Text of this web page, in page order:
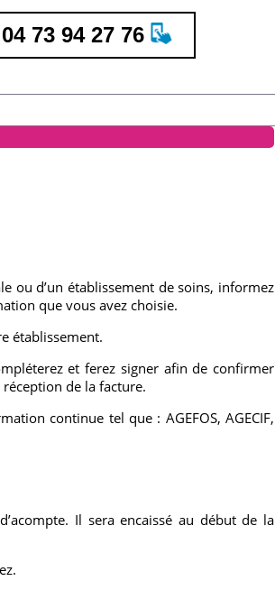
ou d’un établissement de soins, informez
que vous avez choisie.
établissement.
et ferez signer afin de confirmer
de la facture.
continue tel que : AGEFOS, AGECIF,
Il sera encaissé au début de la
04 73 94 27 76